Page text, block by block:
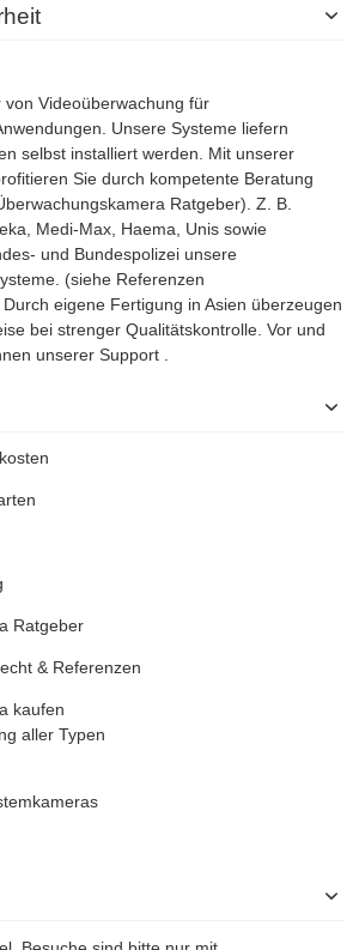
Videoüberwachung für
Unsere Systeme liefern
selbst installiert werden. Mit unserer
Sie durch kompetente Beratung
Ratgeber). Z. B.
Medi-Max, Haema, Unis sowie
und Bundespolizei unsere
(siehe Referenzen
Durch eigene Fertigung in Asien überzeugen
bei strenger Qualitätskontrolle. Vor und
unserer Support .
Ratgeber
& Referenzen
kaufen
aller Typen